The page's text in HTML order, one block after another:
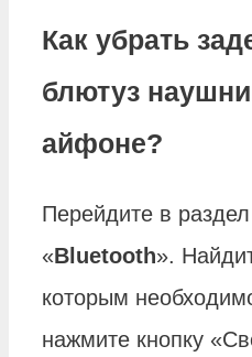
Как убрать
блютуз
айфоне?
Перейдите в
«Bluetooth».
которым
нажмите кнопку